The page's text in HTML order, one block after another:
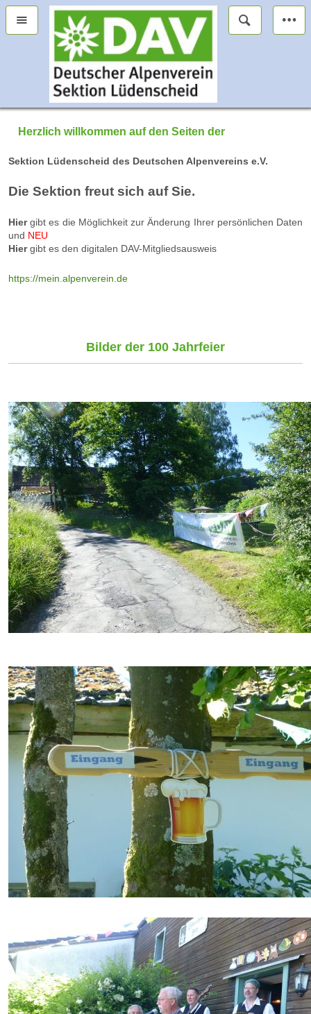
Herzlich willkommen auf den Seiten der
Sektion Lüdenscheid des Deutschen Alpenvereins e.V.
Die Sektion freut sich auf Sie.
Hiergibt es die Möglichkeit zur Änderung Ihrer persönlichen Daten
und NEU
Hiergibt es den digitalen DAV-Mitgliedsausweis
https://mein.alpenverein.de
Bilder der 100 Jahrfeier